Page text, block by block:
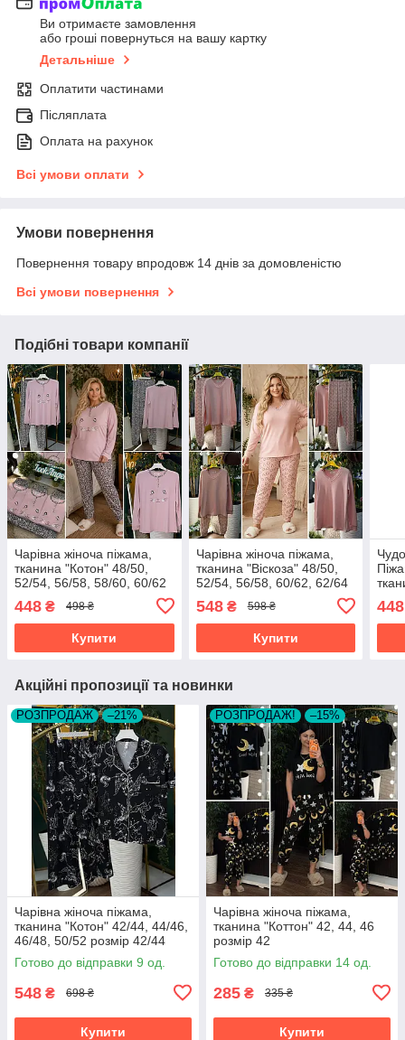
Ви отримаєте замовлення
або гроші повернуться на вашу картку
Детальніше
Оплатити частинами
Післяплата
Оплата на рахунок
Всі умови оплати
Умови повернення
Повернення товару впродовж 14 днів за домовленістю
Всі умови повернення
Подібні товари компанії
Чарівна жіноча піжама,
тканина "Котон" 48/50,
52/54, 56/58, 58/60, 60/62
448 ₴ 498 ₴
Купити
Чарівна жіноча піжама,
тканина "Віскоза" 48/50,
52/54, 56/58, 60/62, 62/64
548₴ 598 ₴
Купити
52,
448
Акційні пропозиції та новинки
РОЗПРОДАЖ –21%
Чарівна жіноча піжама,
тканина "Котон" 42/44, 44/46,
46/48, 50/52 розмір 42/44
Готово до відправки 9 од.
548 ₴ 698 ₴
Купити
РОЗПРОДАЖ! –15%
Чарівна жіноча піжама,
тканина "Коттон" 42, 44, 46
розмір 42
Готово до відправки 14 од.
285 ₴ 335 ₴
Купити